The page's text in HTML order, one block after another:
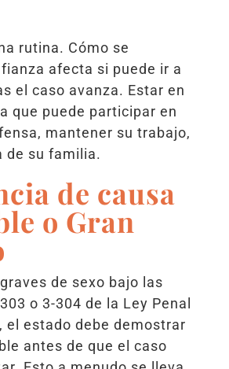
rutina. Cómo se
afecta si puede ir a
el caso avanza. Estar en
que puede participar en
mantener su trabajo,
de su familia.
de causa
o Gran
de sexo bajo las
o 3-304 de la Ley Penal
el estado debe demostrar
antes de que el caso